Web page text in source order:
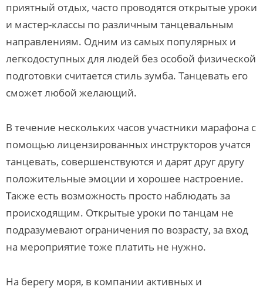
приятный отдых, часто проводятся открытые уроки
и мастер-классы по различным танцевальным
направлениям. Одним из самых популярных и
легкодоступных для людей без особой физической
подготовки считается стиль зумба. Танцевать его
сможет любой желающий.
В течение нескольких часов участники марафона с
помощью лицензированных инструкторов учатся
танцевать, совершенствуются и дарят друг другу
положительные эмоции и хорошее настроение.
Также есть возможность просто наблюдать за
происходящим. Открытые уроки по танцам не
подразумевают ограничения по возрасту, за вход
на мероприятие тоже платить не нужно.
На берегу моря, в компании активных и